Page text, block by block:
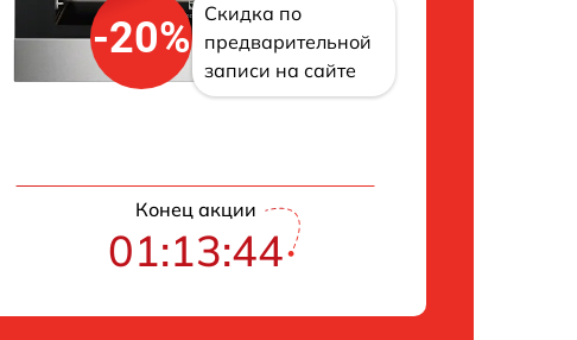
-20%
Скидка по
предварительной
записи на сайте
Конец акции
01:13:43